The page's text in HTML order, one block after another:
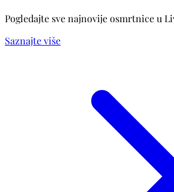
Pogledajte sve najnovije osmrtnice u
Saznajte više